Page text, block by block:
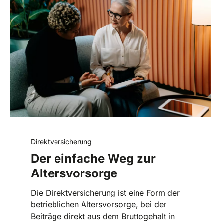
Direktversicherung
Der einfache Weg zur
Altersvorsorge
Die Direktversicherung ist eine Form der
betrieblichen Altersvorsorge, bei der
Beiträge direkt aus dem Bruttogehalt in